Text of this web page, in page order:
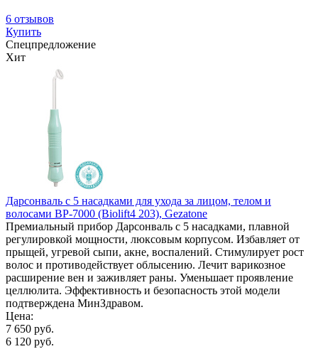
6 отзывов
Купить
Спецпредложение
Хит
Дарсонваль с 5 насадками для ухода за лицом, телом и
волосами BP-7000 (Biolift4 203), Gezatone
Премиальный прибор Дарсонваль с 5 насадками, плавной
регулировкой мощности, люксовым корпусом. Избавляет от
прыщей, угревой сыпи, акне, воспалений. Стимулирует рост
волос и противодействует облысению. Лечит варикозное
расширение вен и заживляет раны. Уменьшает проявление
целлюлита. Эффективность и безопасность этой модели
подтверждена МинЗдравом.
Цена:
7 650 руб.
6 120 руб.